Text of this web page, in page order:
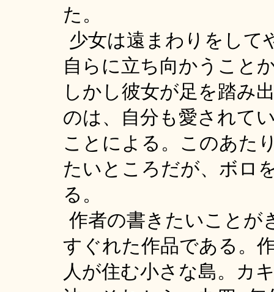
た。
少女は遠まわりをして
自らに立ち向かうこと
しかし彼女が足を踏み
のは、自分も愛されて
ことによる。このあた
たいところだが、ボロ
る。
作者の書きたいことが
すぐれた作品である。
人が住む小さな島。カ